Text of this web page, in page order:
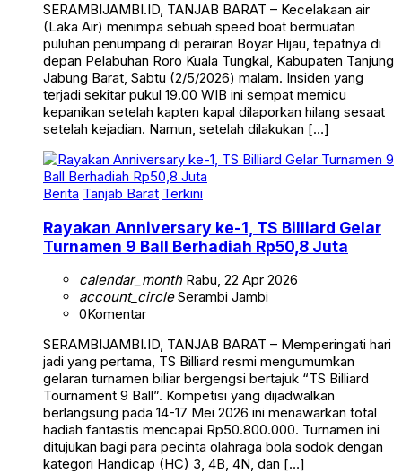
SERAMBIJAMBI.ID, TANJAB BARAT – Kecelakaan air
(Laka Air) menimpa sebuah speed boat bermuatan
puluhan penumpang di perairan Boyar Hijau, tepatnya di
depan Pelabuhan Roro Kuala Tungkal, Kabupaten Tanjung
Jabung Barat, Sabtu (2/5/2026) malam. Insiden yang
terjadi sekitar pukul 19.00 WIB ini sempat memicu
kepanikan setelah kapten kapal dilaporkan hilang sesaat
setelah kejadian. Namun, setelah dilakukan […]
Berita Tanjab Barat Terkini
Rayakan Anniversary ke-1, TS Billiard Gelar
Turnamen 9 Ball Berhadiah Rp50,8 Juta
calendar_monthRabu, 22 Apr 2026
account_circleSerambi Jambi
0Komentar
SERAMBIJAMBI.ID, TANJAB BARAT – Memperingati hari
jadi yang pertama, TS Billiard resmi mengumumkan
gelaran turnamen biliar bergengsi bertajuk “TS Billiard
Tournament 9 Ball”. Kompetisi yang dijadwalkan
berlangsung pada 14-17 Mei 2026 ini menawarkan total
hadiah fantastis mencapai Rp50.800.000. Turnamen ini
ditujukan bagi para pecinta olahraga bola sodok dengan
kategori Handicap (HC) 3, 4B, 4N, dan […]